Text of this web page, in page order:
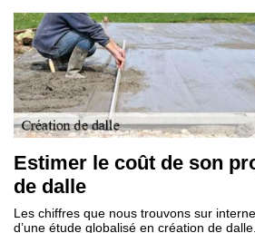
Estimer le coût de son
de dalle
Les chiffres que nous trouvons sur
d’une étude globalisé en création de